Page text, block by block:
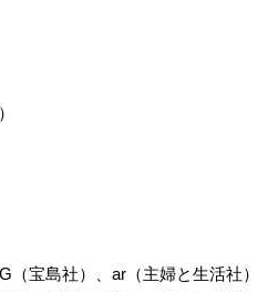
宝島社）、ar（主婦と生活社）